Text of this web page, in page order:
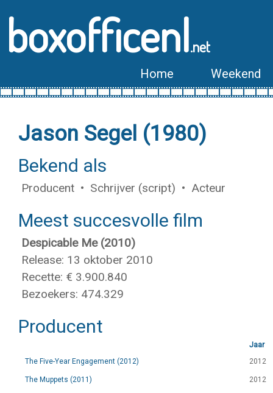
boxofficenl.net
Home Weekend
Jason Segel (1980)
Bekend als
Producent • Schrijver (script) • Acteur
Meest succesvolle film
Despicable Me (2010)
Release: 13 oktober 2010
Recette: € 3.900.840
Bezoekers: 474.329
Producent
Jaar
The Five-Year Engagement (2012)
2012
The Muppets (2011) 2012